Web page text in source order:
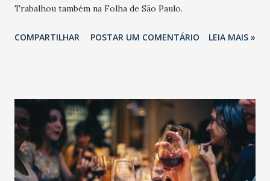
Trabalhou também na Folha de São Paulo.
COMPARTILHAR POSTAR UM COMENTÁRIO LEIA MAIS »